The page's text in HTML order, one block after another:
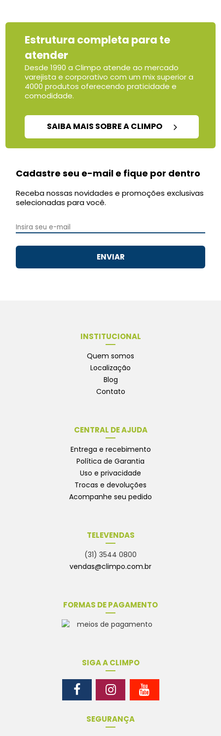
Estrutura completa para te
atender
Desde 1990 a Climpo atende ao mercado
varejista e corporativo com um mix superior a
4000 produtos oferecendo praticidade e
comodidade.
SAIBA MAIS SOBRE A CLIMPO
Cadastre seu e-mail e fique por dentro
Receba nossas novidades e promoções exclusivas
selecionadas para você.
ENVIAR
INSTITUCIONAL
Quem somos
Localização
Blog
Contato
CENTRAL DE AJUDA
Entrega e recebimento
Política de Garantia
Uso e privacidade
Trocas e devoluções
Acompanhe seu pedido
TELEVENDAS
(31) 3544 0800
vendas@climpo.com.br
FORMAS DE PAGAMENTO
SIGA A CLIMPO
SEGURANÇA